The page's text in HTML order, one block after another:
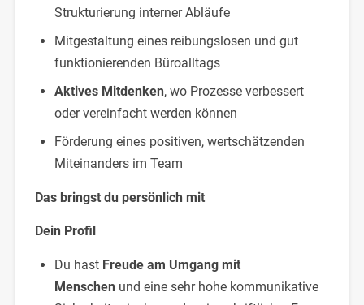
Strukturierung interner Abläufe
Mitgestaltung eines reibungslosen und gut
funktionierenden Büroalltags
Aktives Mitdenken, wo Prozesse verbessert
oder vereinfacht werden können
Förderung eines positiven, wertschätzenden
Miteinanders im Team
Das bringst du persönlich mit
Dein Profil
Du hast Freude am Umgang mit
Menschenund eine sehr hohe kommunikative